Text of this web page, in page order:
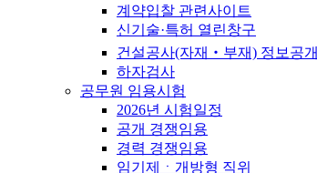
계약입찰 관련사이트
신기술·특허 열린창구
건설공사(자재‧부재) 정보공개
하자검사
공무원 임용시험
2026년 시험일정
공개 경쟁임용
경력 경쟁임용
임기제ㆍ개방형 직위